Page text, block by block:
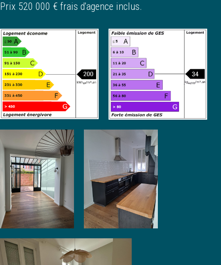
Prix 520 000 € frais d'agence inclus.